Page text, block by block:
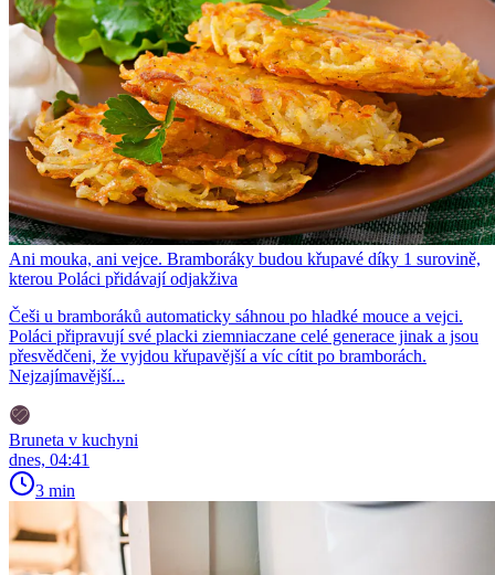
Ani mouka, ani vejce. Bramboráky budou křupavé díky 1 surovině,
kterou Poláci přidávají odjakživa
Češi u bramboráků automaticky sáhnou po hladké mouce a vejci.
Poláci připravují své placki ziemniaczane celé generace jinak a jsou
přesvědčeni, že vyjdou křupavější a víc cítit po bramborách.
Nejzajímavější...
Bruneta v kuchyni
dnes, 04:41
3 min